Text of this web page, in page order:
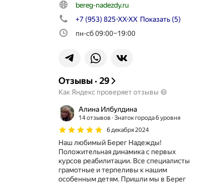
bereg-nadezdy.ru
+7 (953) 825-XX-XX Показать (5)
пн-сб 09:00–19:00
Отзывы· 29
Как Яндекс проверяет отзывы
Алина Илбулдина
14 отзывов Знаток города 6 уровня
6 декабря 2024
Наш любимый Берег Надежды!
Положительная динамика с первых
курсов реабилитации. Все специалисты
грамотные и терпеливы к нашим
особенным детям. Пришли мы в Берег